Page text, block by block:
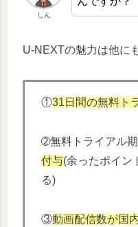
しん
U-NEXTの魅力は他に
①31日間の無料ト
➁無料トライアル
付与(余ったポイン
る)
③動画配信数が国